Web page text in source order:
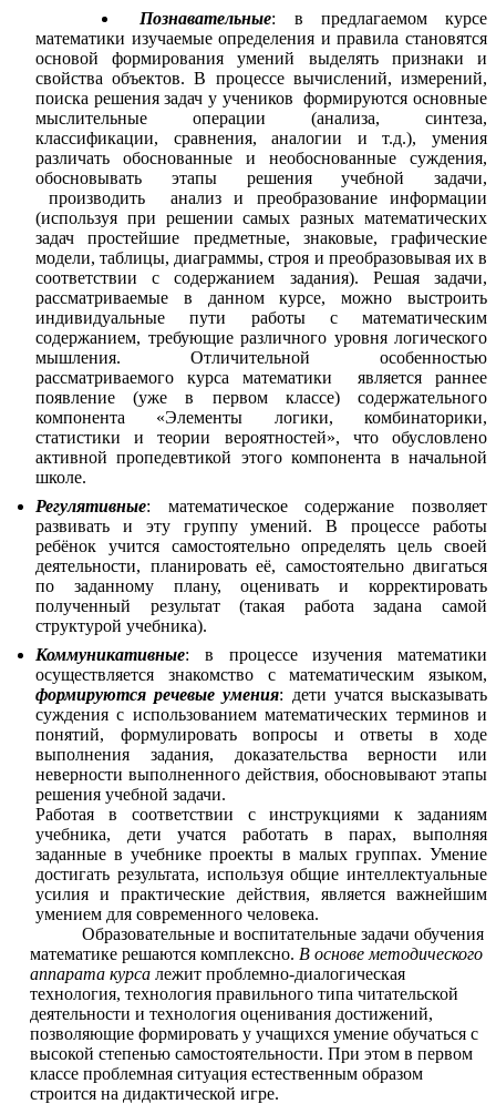
Познавательные: в предлагаемом курсе
математики изучаемые определения и правила становятся
основой формирования умений выделять признаки и
свойства объектов. В процессе вычислений, измерений,
поиска решения задач у учеников формируются основные
мыслительные операции (анализа, синтеза,
классификации, сравнения, аналогии и т.д.), умения
различать обоснованные и необоснованные суждения,
обосновывать этапы решения учебной задачи,
производить анализ и преобразование информации
(используя при решении самых разных математических
задач простейшие предметные, знаковые, графические
модели, таблицы, диаграммы, строя и преобразовывая их в
соответствии с содержанием задания). Решая задачи,
рассматриваемые в данном курсе, можно выстроить
индивидуальные пути работы с математическим
содержанием, требующие различного уровня логического
мышления. Отличительной особенностью
рассматриваемого курса математики является раннее
появление (уже в первом классе) содержательного
компонента «Элементы логики, комбинаторики,
статистики и теории вероятностей», что обусловлено
активной пропедевтикой этого компонента в начальной
школе.
Регулятивные:
математическое содержание позволяет
развивать и эту группу умений. В процессе работы
ребёнок учится самостоятельно определять цель своей
деятельности, планировать её, самостоятельно двигаться
по заданному плану, оценивать и корректировать
полученный результат (такая работа задана самой
структурой учебника).
Коммуникативные: в процессе изучения математики
осуществляется знакомство с математическим языком,
формируются речевые умения: дети учатся высказывать
суждения с использованием математических терминов и
понятий, формулировать вопросы и ответы в ходе
выполнения задания, доказательства верности или
неверности выполненного действия, обосновывают этапы
решения учебной задачи.
Работая в соответствии с инструкциями к заданиям
учебника, дети учатся работать в парах, выполняя
заданные в учебнике проекты в малых группах. Умение
достигать результата, используя общие интеллектуальные
усилия и практические действия, является важнейшим
умением для современного человека.
Образовательные и воспитательные задачи обучения
математике решаются комплексно. В основе методического
аппарата курсалежит проблемно-диалогическая
технология, технология правильного типа читательской
деятельности и технология оценивания достижений,
позволяющие формировать у учащихся умение обучаться с
высокой степенью самостоятельности. При этом в первом
классе проблемная ситуация естественным образом
строится на дидактической игре.